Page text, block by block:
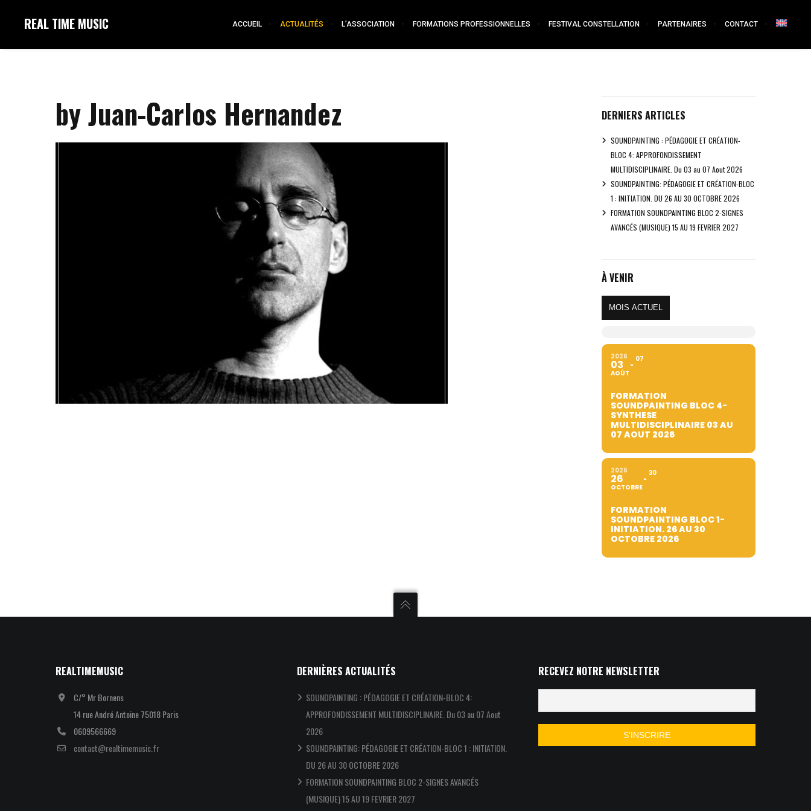
REAL TIME MUSIC ACCUEIL ACTUALITÉS L’ASSOCIATION FORMATIONS PROFESSIONNELLES FESTIVAL CONSTELLATION PARTENAIRES CONTACT
by Juan-Carlos Hernandez DERNIERS ARTICLES
SOUNDPAINTING : PÉDAGOGIE ET CRÉATION-
BLOC 4: APPROFONDISSEMENT
MULTIDISCIPLINAIRE. Du 03 au 07 Aout 2026
SOUNDPAINTING: PÉDAGOGIE ET CRÉATION-BLOC
1 : INITIATION. DU 26 AU 30 OCTOBRE 2026
FORMATION SOUNDPAINTING BLOC 2-SIGNES
AVANCÉS (MUSIQUE) 15 AU 19 FEVRIER 2027
À VENIR
MOIS ACTUEL
2026
03
AOÛT
07
FORMATION
SOUNDPAINTING BLOC 4-
SYNTHESE
MULTIDISCIPLINAIRE 03 AU
07 AOUT 2026
2026
26
OCTOBRE
30
FORMATION
SOUNDPAINTING BLOC 1-
INITIATION. 26 AU 30
OCTOBRE 2026
REALTIMEMUSIC
C/° Mr Bornens
14 rue André Antoine 75018 Paris
0609566669
contact@realtimemusic.fr
DERNIÈRES ACTUALITÉS
SOUNDPAINTING : PÉDAGOGIE ET CRÉATION-BLOC 4:
APPROFONDISSEMENT MULTIDISCIPLINAIRE. Du 03 au 07 Aout
2026
SOUNDPAINTING: PÉDAGOGIE ET CRÉATION-BLOC 1 : INITIATION.
DU 26 AU 30 OCTOBRE 2026
FORMATION SOUNDPAINTING BLOC 2-SIGNES AVANCÉS
(MUSIQUE) 15 AU 19 FEVRIER 2027
RECEVEZ NOTRE NEWSLETTER